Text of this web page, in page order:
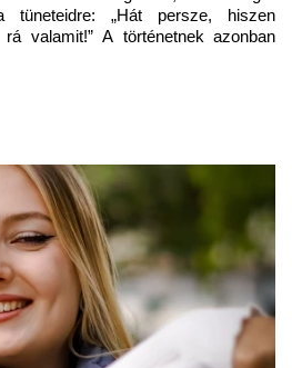
„Hát persze, hiszen
valamit!” A történetnek azonban